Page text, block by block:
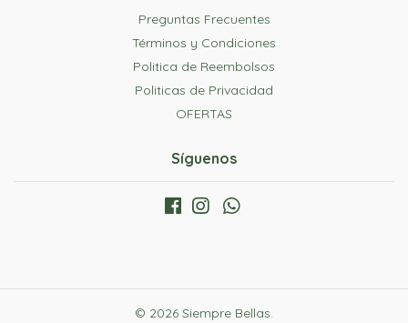
Preguntas Frecuentes
Términos y Condiciones
Politica de Reembolsos
Politicas de Privacidad
OFERTAS
Síguenos
© 2026 Siempre Bellas.